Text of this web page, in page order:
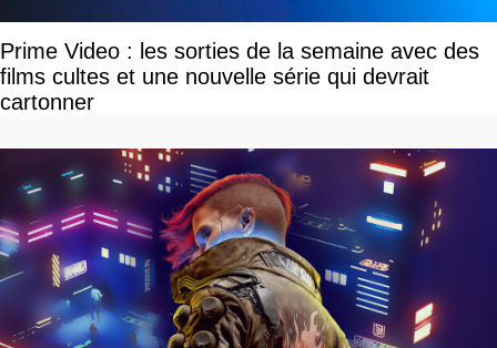
Prime Video : les sorties de la semaine avec des
films cultes et une nouvelle série qui devrait
cartonner